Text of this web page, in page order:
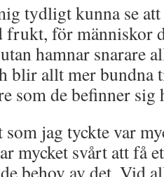
tydligt kunna se
frukt, för människor
hamnar snarare
blir allt mer bundna
som de befinner sig
som jag tyckte var
mycket svårt att få
behov av det. Vid